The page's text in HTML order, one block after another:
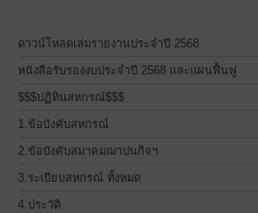
ดาวน์โหลดเล่มรายงานประจำปี 2568
หนังสือรับรองงบประจำปี 2568 และแผนฟื้นฟู
$$$ปฏิทินสหกรณ์$$$
1.ข้อบังคับสหกรณ์
2.ข้อบังคับสมาคมฌาปนกิจฯ
3.ระเบียบสหกรณ์ ทั้งหมด
4.ประวัติ